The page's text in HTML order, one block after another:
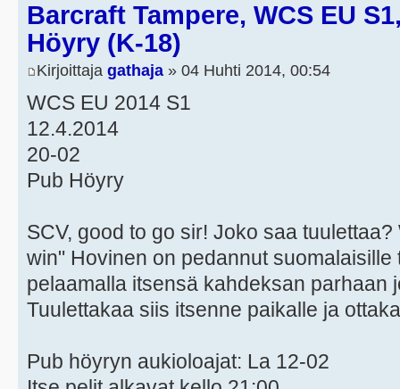
Barcraft Tampere, WCS EU
Höyry (K-18)
Kirjoittaja gathaja » 04 Huhti 2014, 00:54
WCS EU 2014 S1
12.4.2014
20-02
Pub Höyry
SCV, good to go sir! Joko saa
win" Hovinen on pedannut
pelaamalla itsensä kahdeksan parhaan
Tuulettakaa siis itsenne paikalle ja
Pub höyryn aukioloajat: La 12-02